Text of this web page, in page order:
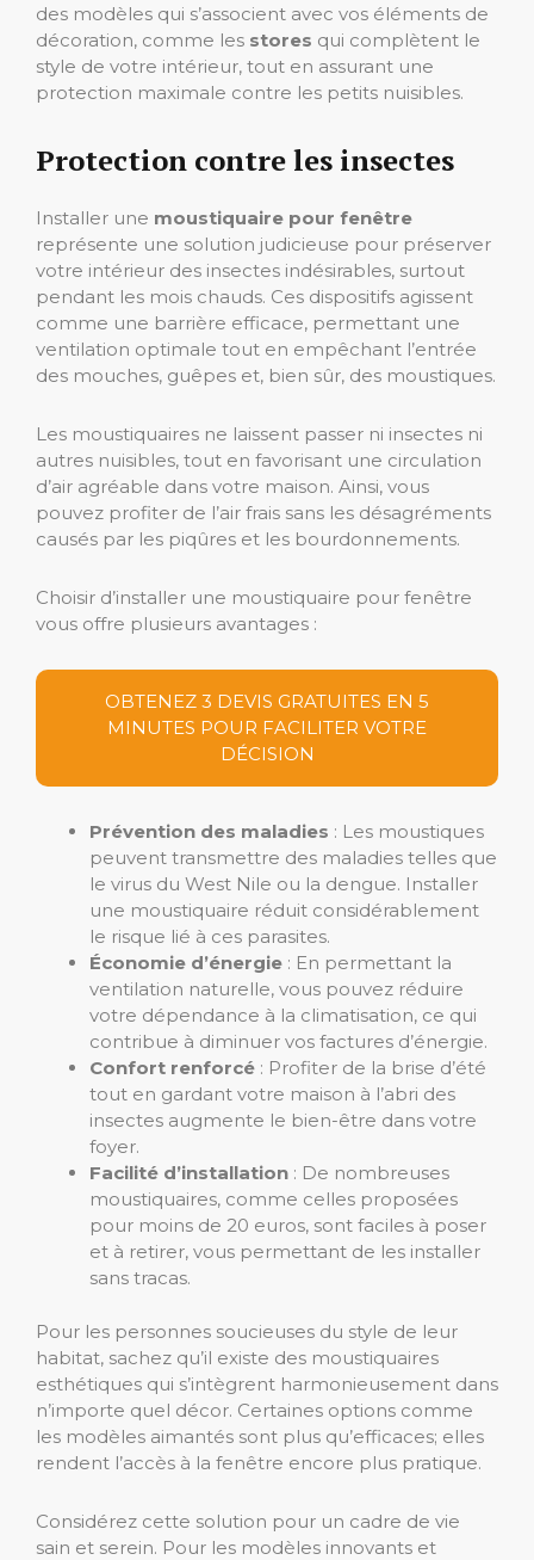
des modèles qui s’associent avec vos éléments de
décoration, comme les stores qui complètent le
style de votre intérieur, tout en assurant une
protection maximale contre les petits nuisibles.
Protection contre les insectes
Installer une moustiquaire pour fenêtre
représente une solution judicieuse pour préserver
votre intérieur des insectes indésirables, surtout
pendant les mois chauds. Ces dispositifs agissent
comme une barrière efficace, permettant une
ventilation optimale tout en empêchant l’entrée
des mouches, guêpes et, bien sûr, des moustiques.
Les moustiquaires ne laissent passer ni insectes ni
autres nuisibles, tout en favorisant une circulation
d’air agréable dans votre maison. Ainsi, vous
pouvez profiter de l’air frais sans les désagréments
causés par les piqûres et les bourdonnements.
Choisir d’installer une moustiquaire pour fenêtre
vous offre plusieurs avantages :
OBTENEZ 3 DEVIS GRATUITES EN 5
MINUTES POUR FACILITER VOTRE
DÉCISION
Prévention des maladies : Les moustiques
peuvent transmettre des maladies telles que
le virus du West Nile ou la dengue. Installer
une moustiquaire réduit considérablement
le risque lié à ces parasites.
Économie d’énergie : En permettant la
ventilation naturelle, vous pouvez réduire
votre dépendance à la climatisation, ce qui
contribue à diminuer vos factures d’énergie.
Confort renforcé : Profiter de la brise d’été
tout en gardant votre maison à l’abri des
insectes augmente le bien-être dans votre
foyer.
Facilité d’installation : De nombreuses
moustiquaires, comme celles proposées
pour moins de 20 euros, sont faciles à poser
et à retirer, vous permettant de les installer
sans tracas.
Pour les personnes soucieuses du style de leur
habitat, sachez qu’il existe des moustiquaires
esthétiques qui s’intègrent harmonieusement dans
n’importe quel décor. Certaines options comme
les modèles aimantés sont plus qu’efficaces; elles
rendent l’accès à la fenêtre encore plus pratique.
Considérez cette solution pour un cadre de vie
sain et serein. Pour les modèles innovants et